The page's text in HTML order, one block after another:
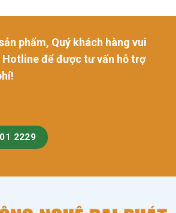
phẩm, Quý khách hàng vui
Hotline để được tư vấn hỗ trợ
2229